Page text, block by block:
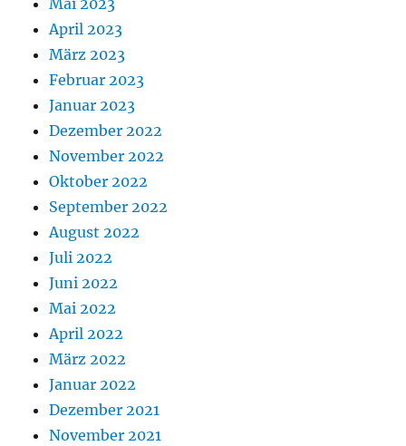
Mai 2023
April 2023
März 2023
Februar 2023
Januar 2023
Dezember 2022
November 2022
Oktober 2022
September 2022
August 2022
Juli 2022
Juni 2022
Mai 2022
April 2022
März 2022
Januar 2022
Dezember 2021
November 2021